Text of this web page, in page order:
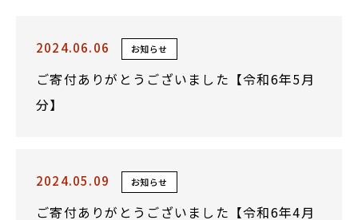
2024.06.06 お知らせ
ご寄付ありがとうございました【令和6年5月
分】
2024.05.09 お知らせ
ご寄付ありがとうございました【令和6年4月